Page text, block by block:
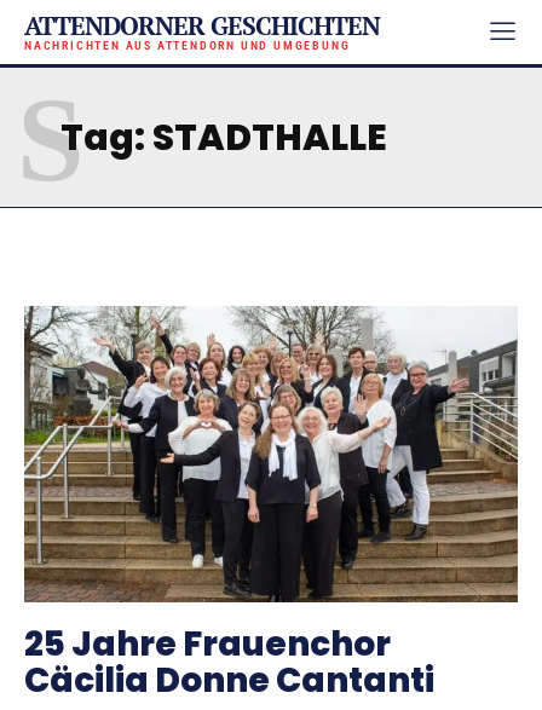
ATTENDORNER GESCHICHTEN
NACHRICHTEN AUS ATTENDORN UND UMGEBUNG
Tag:STADTHALLE
S
25 Jahre Frauenchor
Cäcilia Donne Cantanti